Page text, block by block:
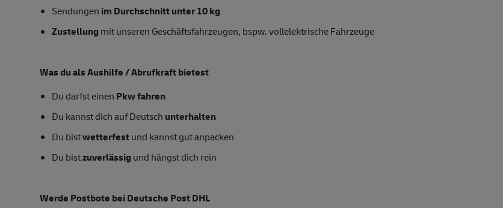
Sendungen im Durchschnitt unter 10 kg
Zustellung mit unseren Geschäftsfahrzeugen, bspw. vollelektrische Fahrzeuge
Was du als Aushilfe / Abrufkraft bietest
Du darfst einen Pkw fahren
Du kannst dich auf Deutsch unterhalten
Du bistwetterfestund kannst gut anpacken
Du bistzuverlässig und hängst dich rein
Werde Postbote bei Deutsche Post DHL